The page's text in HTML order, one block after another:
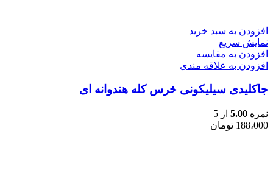
افزودن به سبد خرید
نمایش سریع
افزودن به مقایسه
افزودن به علاقه مندی
جاکلیدی سیلیکونی خرس کله هندوانه ای
نمره 5.00 از 5
188،000 تومان